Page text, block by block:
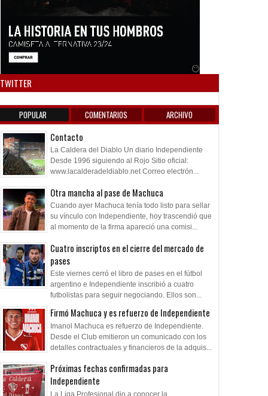
TWITTER
POPULAR COMENTARIOS ARCHIVO
Contacto
La Caldera del Diablo Un diario Independiente
Desde 1996 siguiendo al Rojo Sitio oficial:
www.lacalderadeldiablo.net Correo electrón...
Otra mancha al pase de Machuca
Cuando ayer Machuca tenía todo listo para sellar
su vínculo con Independiente, hoy trascendió que
al momento de la firma apareció una comisi...
Cuatro inscriptos en el cierre del mercado de
pases
Este viernes cerró el libro de pases en el fútbol
argentino e Independiente inscribió a cuatro
futbolistas para seguir negociando. Ellos son...
Firmó Machuca y es refuerzo de Independiente
Imanol Machuca es refuerzo de Independiente.
Desde el Club emitieron un comunicado con los
detalles contractuales y financieros de la adquis...
Próximas fechas confirmadas para
Independiente
La Liga Profesional dio a conocer la